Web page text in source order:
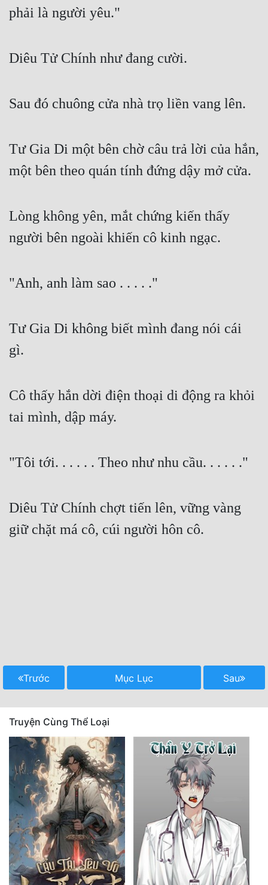
phải là người yêu."
Diêu Tử Chính như đang cười.
Sau đó chuông cửa nhà trọ liền vang lên.
Tư Gia Di một bên chờ câu trả lời của hắn,
một bên theo quán tính đứng dậy mở cửa.
Lòng không yên, mắt chứng kiến thấy
người bên ngoài khiến cô kinh ngạc.
"Anh, anh làm sao . . . . ."
Tư Gia Di không biết mình đang nói cái
gì.
Cô thấy hắn dời điện thoại di động ra khỏi
tai mình, dập máy.
"Tôi tới. . . . . . Theo như nhu cầu. . . . . ."
Diêu Tử Chính chợt tiến lên, vững vàng
giữ chặt má cô, cúi người hôn cô.
Trước Mục Lục Sau
Truyện Cùng Thể Loại